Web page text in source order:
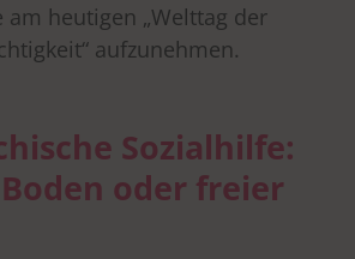
am heutigen „Welttag der
aufzunehmen.
Sozialhilfe:
oder freier